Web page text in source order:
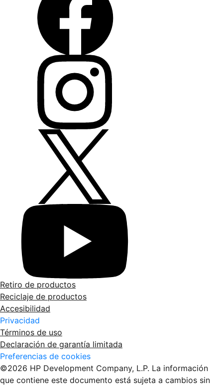
Retiro de productos
Reciclaje de productos
Accesibilidad
Privacidad
Términos de uso
Declaración de garantía limitada
Preferencias de cookies
©2026 HP Development Company, L.P. La información
que contiene este documento está sujeta a cambios sin